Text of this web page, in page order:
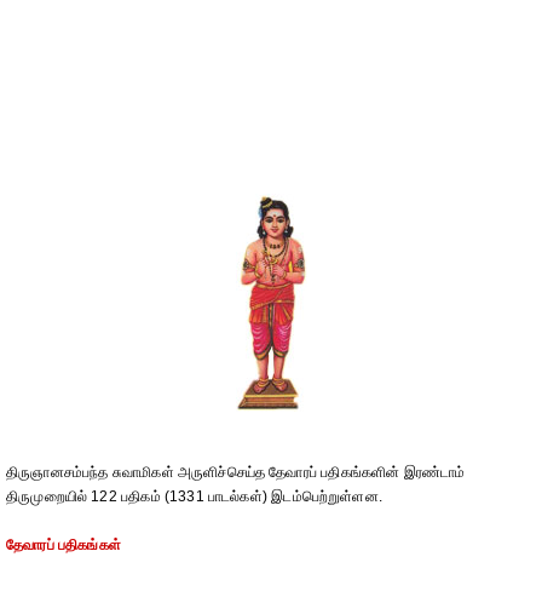
திருஞானசம்பந்த சுவாமிகள் அருளிச்செய்த தேவாரப் பதிகங்களின் இரண்டாம்
திருமுறையில் 122 பதிகம் (1331 பாடல்கள்) இடம்பெற்றுள்ளன.
தேவாரப் பதிகங்கள்